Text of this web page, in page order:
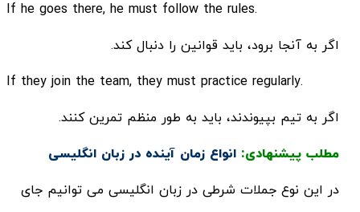
.If he goes there, he must follow the rules
اگر به آنجا برود، باید قوانین را دنبال کند.
.If they join the team, they must practice regularly
اگر به تیم بپیوندند، باید به طور منظم تمرین کنند.
مطلب پیشنهادی: انواع زمان آینده در زبان انگلیسی
در این نوع جملات شرطی در زبان انگلیسی می توانیم جای